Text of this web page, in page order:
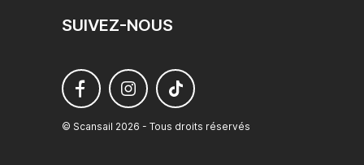
SUIVEZ-NOUS
© Scansail 2026 - Tous droits réservés